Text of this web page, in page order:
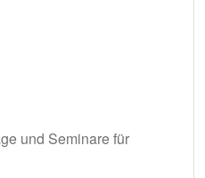
und Seminare für